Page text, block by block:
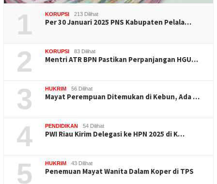
1 KORUPSI 213 Dilihat
Per 30 Januari 2025 PNS Kabupaten Pelala…
2 KORUPSI 83 Dilihat
Mentri ATR BPN Pastikan Perpanjangan HGU…
3 HUKRIM 56 Dilihat
Mayat Perempuan Ditemukan di Kebun, Ada …
4 PENDIDIKAN 54 Dilihat
PWI Riau Kirim Delegasi ke HPN 2025 di K…
5 HUKRIM 43 Dilihat
Penemuan Mayat Wanita Dalam Koper di TPS